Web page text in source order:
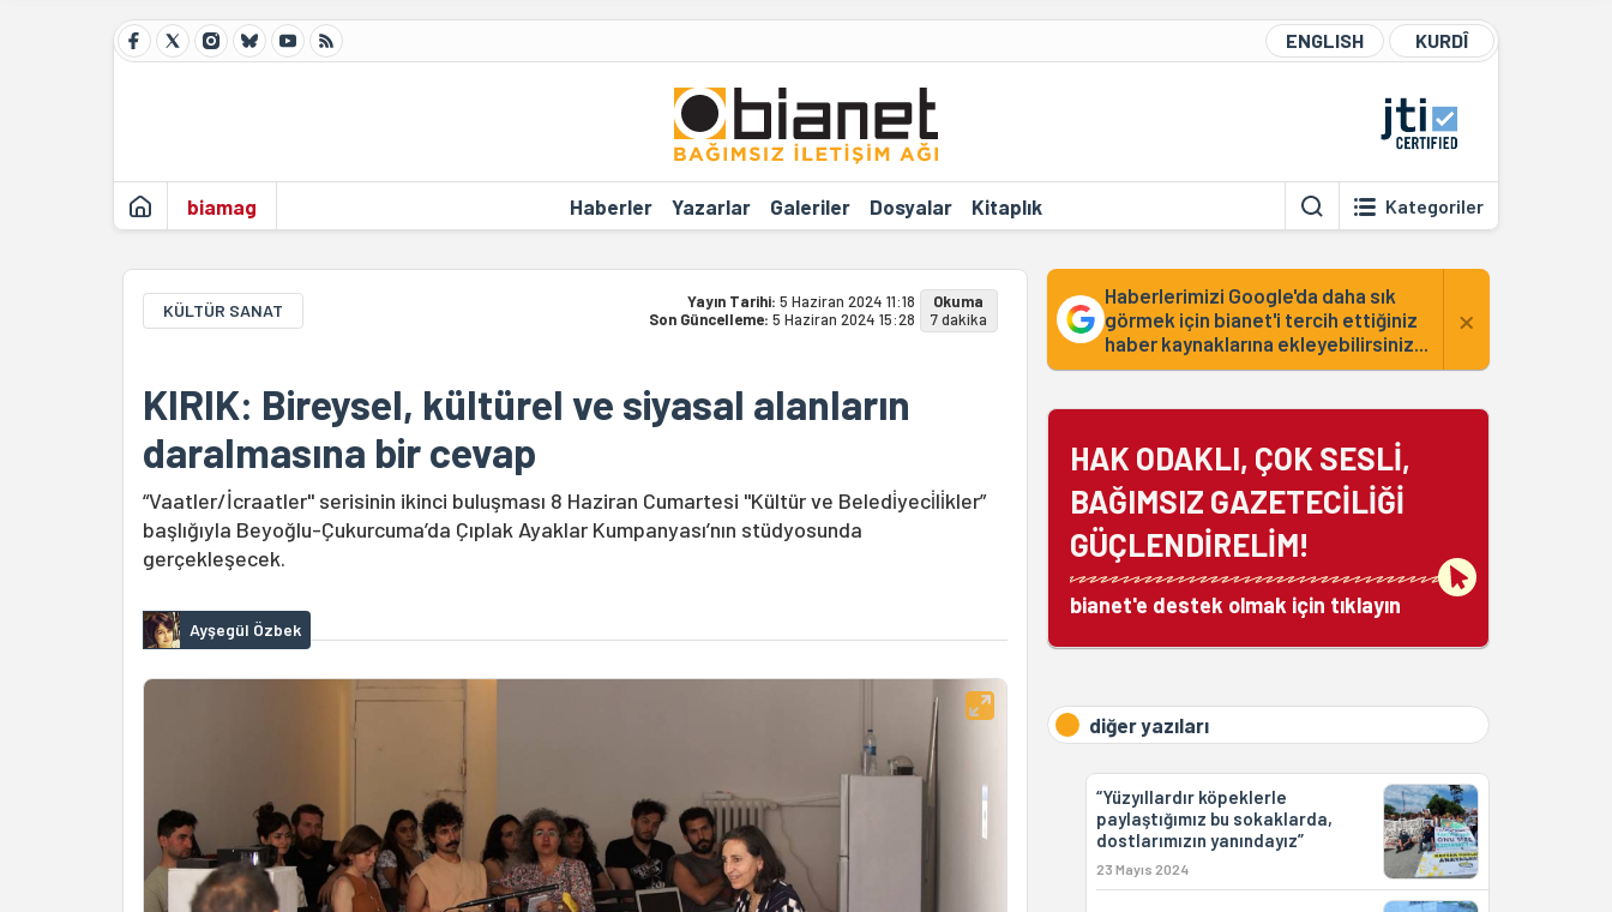
ENGLISH KURDÎ
biamag Haberler Yazarlar Galeriler Dosyalar Kitaplık Kategoriler
KÜLTÜR SANAT Yayın Tarihi: 5 Haziran 2024 11:18
Son Güncelleme: 5 Haziran 2024 15:28
Okuma
7 dakika
KIRIK: Bireysel, kültürel ve siyasal alanların
daralmasına bir cevap
“Vaatler/İcraatler" serisinin ikinci buluşması 8 Haziran Cumartesi "Kültür ve Beledi̇yeci̇li̇kler”
başlığıyla Beyoğlu-Çukurcuma’da Çıplak Ayaklar Kumpanyası’nın stüdyosunda
gerçekleşecek.
Ayşegül Özbek
Haberlerimizi Google'da daha sık
görmek için bianet'i tercih ettiğiniz
haber kaynaklarına ekleyebilirsiniz...
×
HAK ODAKLI, ÇOK SESLİ,
BAĞIMSIZ GAZETECİLİĞİ
GÜÇLENDİRELİM!
bianet'e destek olmak için tıklayın
diğer yazıları
“Yüzyıllardır köpeklerle
paylaştığımız bu sokaklarda,
dostlarımızın yanındayız”
23 Mayıs 2024